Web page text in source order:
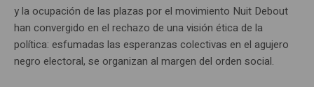
y la ocupación de las plazas por el movimiento Nuit Debout
han convergido en el rechazo de una visión ética de la
política: esfumadas las esperanzas colectivas en el agujero
negro electoral, se organizan al margen del orden social.